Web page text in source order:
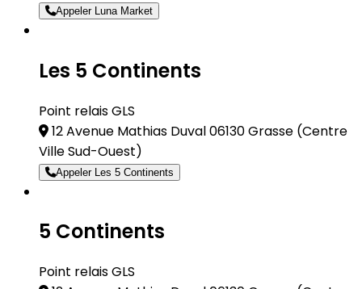
Appeler Luna Market
Les 5 Continents
Point relais GLS
12 Avenue Mathias Duval 06130 Grasse (Centre
Ville Sud-Ouest)
Appeler Les 5 Continents
5 Continents
Point relais GLS